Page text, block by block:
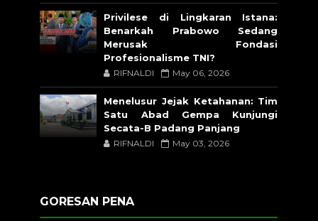
Privilese di Lingkaran Istana:
Benarkah Prabowo Sedang
Merusak Fondasi
Profesionalisme TNI?
RIFNALDI May 06, 2026
Menelusur Jejak Ketahanan: Tim
Satu Abad Gempa Kunjungi
Secata-B Padang Panjang
RIFNALDI May 03, 2026
GORESAN PENA